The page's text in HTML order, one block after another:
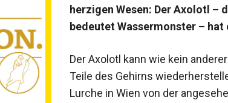
herzigen Wesen: Der Axolotl –
bedeutet Wassermonster –
Der Axolotl kann wie kein
Teile des Gehirns
Lurche in Wien von der